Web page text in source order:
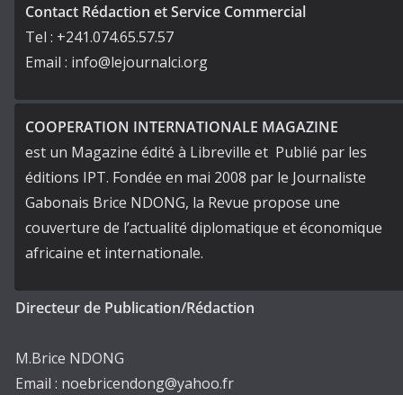
Contact Rédaction et Service Commercial
Tel : +241.074.65.57.57
Email : info@lejournalci.org
COOPERATION INTERNATIONALE MAGAZINE
est un Magazine édité à Libreville et Publié par les
éditions IPT. Fondée en mai 2008 par le Journaliste
Gabonais Brice NDONG, la Revue propose une
couverture de l’actualité diplomatique et économique
africaine et internationale.
Directeur de Publication/Rédaction
M.Brice NDONG
Email : noebricendong@yahoo.fr